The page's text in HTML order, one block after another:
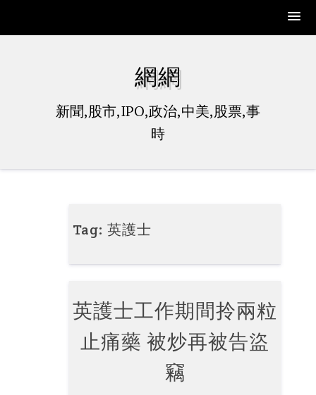
網網
新聞,股市,IPO,政治,中美,股票,事
時
Tag:英護士
英護士工作期間拎兩粒
止痛藥 被炒再被告盜
竊